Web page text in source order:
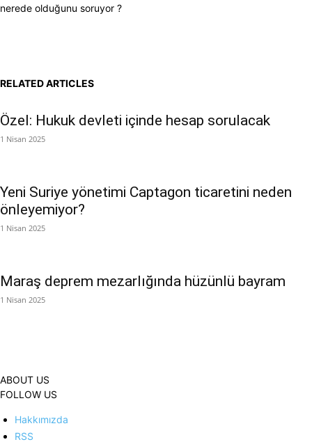
nerede olduğunu soruyor ?
RELATED ARTICLES
Özel: Hukuk devleti içinde hesap sorulacak
1 Nisan 2025
Yeni Suriye yönetimi Captagon ticaretini neden
önleyemiyor?
1 Nisan 2025
Maraş deprem mezarlığında hüzünlü bayram
1 Nisan 2025
ABOUT US
FOLLOW US
Hakkımızda
RSS